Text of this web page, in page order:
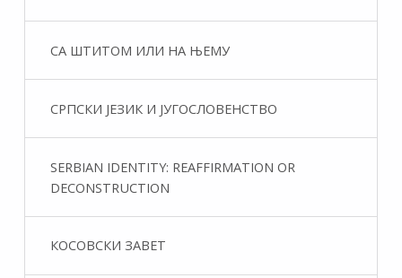
СА ШТИТОМ ИЛИ НА ЊЕМУ
СРПСКИ ЈЕЗИК И ЈУГОСЛОВЕНСТВО
SERBIAN IDENTITY: REAFFIRMATION OR
DECONSTRUCTION
КОСОВСКИ ЗАВЕТ